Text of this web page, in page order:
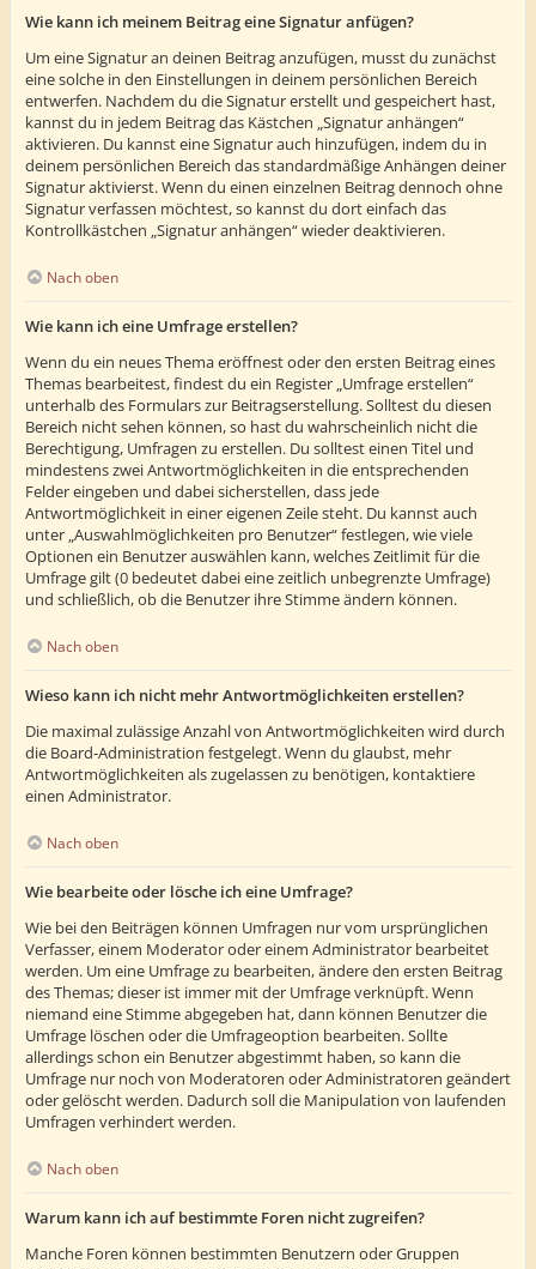
Wie kann ich meinem Beitrag eine Signatur anfügen?
Um eine Signatur an deinen Beitrag anzufügen, musst du zunächst
eine solche in den Einstellungen in deinem persönlichen Bereich
entwerfen. Nachdem du die Signatur erstellt und gespeichert hast,
kannst du in jedem Beitrag das Kästchen „Signatur anhängen“
aktivieren. Du kannst eine Signatur auch hinzufügen, indem du in
deinem persönlichen Bereich das standardmäßige Anhängen deiner
Signatur aktivierst. Wenn du einen einzelnen Beitrag dennoch ohne
Signatur verfassen möchtest, so kannst du dort einfach das
Kontrollkästchen „Signatur anhängen“ wieder deaktivieren.
Nach oben
Wie kann ich eine Umfrage erstellen?
Wenn du ein neues Thema eröffnest oder den ersten Beitrag eines
Themas bearbeitest, findest du ein Register „Umfrage erstellen“
unterhalb des Formulars zur Beitragserstellung. Solltest du diesen
Bereich nicht sehen können, so hast du wahrscheinlich nicht die
Berechtigung, Umfragen zu erstellen. Du solltest einen Titel und
mindestens zwei Antwortmöglichkeiten in die entsprechenden
Felder eingeben und dabei sicherstellen, dass jede
Antwortmöglichkeit in einer eigenen Zeile steht. Du kannst auch
unter „Auswahlmöglichkeiten pro Benutzer“ festlegen, wie viele
Optionen ein Benutzer auswählen kann, welches Zeitlimit für die
Umfrage gilt (0 bedeutet dabei eine zeitlich unbegrenzte Umfrage)
und schließlich, ob die Benutzer ihre Stimme ändern können.
Nach oben
Wieso kann ich nicht mehr Antwortmöglichkeiten erstellen?
Die maximal zulässige Anzahl von Antwortmöglichkeiten wird durch
die Board-Administration festgelegt. Wenn du glaubst, mehr
Antwortmöglichkeiten als zugelassen zu benötigen, kontaktiere
einen Administrator.
Nach oben
Wie bearbeite oder lösche ich eine Umfrage?
Wie bei den Beiträgen können Umfragen nur vom ursprünglichen
Verfasser, einem Moderator oder einem Administrator bearbeitet
werden. Um eine Umfrage zu bearbeiten, ändere den ersten Beitrag
des Themas; dieser ist immer mit der Umfrage verknüpft. Wenn
niemand eine Stimme abgegeben hat, dann können Benutzer die
Umfrage löschen oder die Umfrageoption bearbeiten. Sollte
allerdings schon ein Benutzer abgestimmt haben, so kann die
Umfrage nur noch von Moderatoren oder Administratoren geändert
oder gelöscht werden. Dadurch soll die Manipulation von laufenden
Umfragen verhindert werden.
Nach oben
Warum kann ich auf bestimmte Foren nicht zugreifen?
Manche Foren können bestimmten Benutzern oder Gruppen